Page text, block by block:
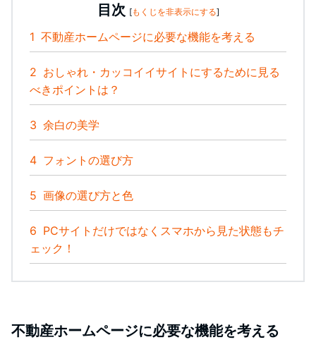
目次 [もくじを非表示にする]
1 不動産ホームページに必要な機能を考える
2 おしゃれ・カッコイイサイトにするために見る
べきポイントは？
3 余白の美学
4 フォントの選び方
5 画像の選び方と色
6 PCサイトだけではなくスマホから見た状態もチ
ェック！
不動産ホームページに必要な機能を考える